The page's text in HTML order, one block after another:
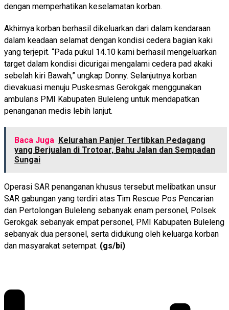
dengan memperhatikan keselamatan korban.
Akhirnya korban berhasil dikeluarkan dari dalam kendaraan
dalam keadaan selamat dengan kondisi cedera bagian kaki
yang terjepit. “Pada pukul 14.10 kami berhasil mengeluarkan
target dalam kondisi dicurigai mengalami cedera pad akaki
sebelah kiri Bawah,” ungkap Donny. Selanjutnya korban
dievakuasi menuju Puskesmas Gerokgak menggunakan
ambulans PMI Kabupaten Buleleng untuk mendapatkan
penanganan medis lebih lanjut.
Baca Juga Kelurahan Panjer Tertibkan Pedagang
yang Berjualan di Trotoar, Bahu Jalan dan Sempadan
Sungai
Operasi SAR penanganan khusus tersebut melibatkan unsur
SAR gabungan yang terdiri atas Tim Rescue Pos Pencarian
dan Pertolongan Buleleng sebanyak enam personel, Polsek
Gerokgak sebanyak empat personel, PMI Kabupaten Buleleng
sebanyak dua personel, serta didukung oleh keluarga korban
dan masyarakat setempat. (gs/bi)